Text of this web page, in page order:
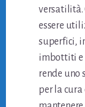
versatilità.
essere
superfici,
imbottiti e
rende uno
per la